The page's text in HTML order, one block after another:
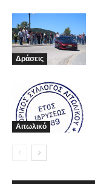
Δράσεις
Αιτωλικό